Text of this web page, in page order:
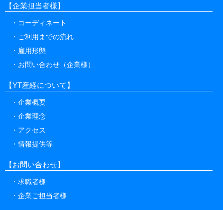
【企業担当者様】
コーディネート
ご利用までの流れ
雇用形態
お問い合わせ（企業様）
【YT産経について】
企業概要
企業理念
アクセス
情報提供等
【お問い合わせ】
求職者様
企業ご担当者様